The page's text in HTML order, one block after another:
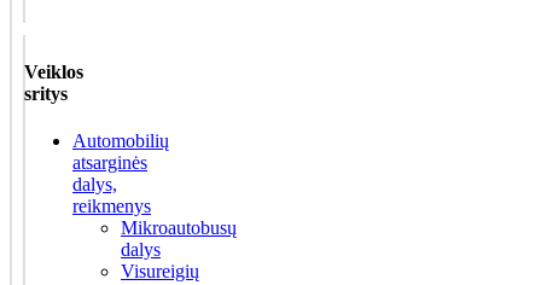
Veiklos
sritys
Automobilių
atsarginės
dalys,
reikmenys
Mikroautobusų
dalys
Visureigių